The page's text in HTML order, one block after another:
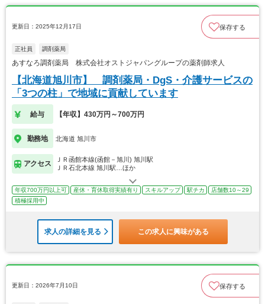
更新日：2025年12月17日 保存する
正社員 調剤薬局
あすなろ調剤薬局 株式会社オストジャパングループの薬剤師求人
【北海道旭川市】 調剤薬局・DgS・介護サービスの
「3つの柱」で地域に貢献しています
給与 【年収】430万円～700万円
勤務地 北海道 旭川市
アクセス
ＪＲ函館本線(函館－旭川) 旭川駅
ＪＲ石北本線 旭川駅…ほか
年収700万円以上可 産休・育休取得実績有り スキルアップ 駅チカ
店舗数10～29
積極採用中
求人の詳細を見る この求人に興味がある
更新日：2026年7月10日 保存する